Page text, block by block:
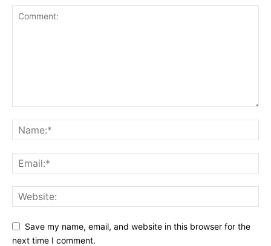
Save my name, email, and website in this browser for the
next time I comment.